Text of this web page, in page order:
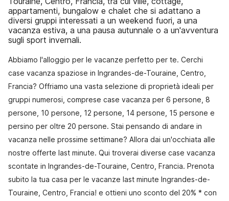
appartamenti, bungalow e chalet che si adattano a
diversi gruppi interessati a un weekend fuori, a una
vacanza estiva, a una pausa autunnale o a un'avventura
sugli sport invernali.
Abbiamo l'alloggio per le vacanze perfetto per te. Cerchi
case vacanza spaziose in Ingrandes-de-Touraine, Centro,
Francia? Offriamo una vasta selezione di proprietà ideali per
gruppi numerosi, comprese case vacanza per 6 persone, 8
persone, 10 persone, 12 persone, 14 persone, 15 persone e
persino per oltre 20 persone. Stai pensando di andare in
vacanza nelle prossime settimane? Allora dai un'occhiata alle
nostre offerte last minute. Qui troverai diverse case vacanza
scontate in Ingrandes-de-Touraine, Centro, Francia. Prenota
subito la tua casa per le vacanze last minute Ingrandes-de-
Touraine, Centro, Francia! e ottieni uno sconto del 20% * con